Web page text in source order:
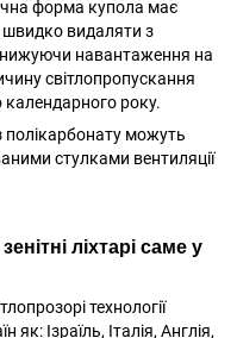
форма купола має
видаляти з
навантаження на
світлопропускання
календарного року.
полікарбонату можуть
стулками вентиляції
ліхтарі саме у
технології
як: Ізраїль, Італія, Англія,